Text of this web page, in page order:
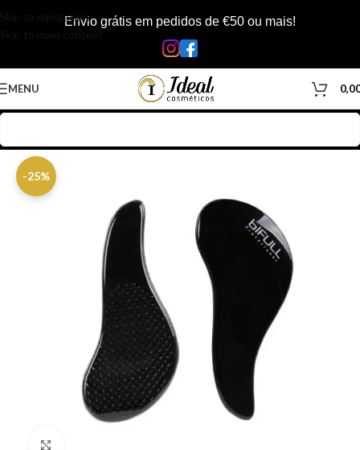
Skip to navigationEnvio grátis em pedidos de €50 ou mais!
MENU
-25%